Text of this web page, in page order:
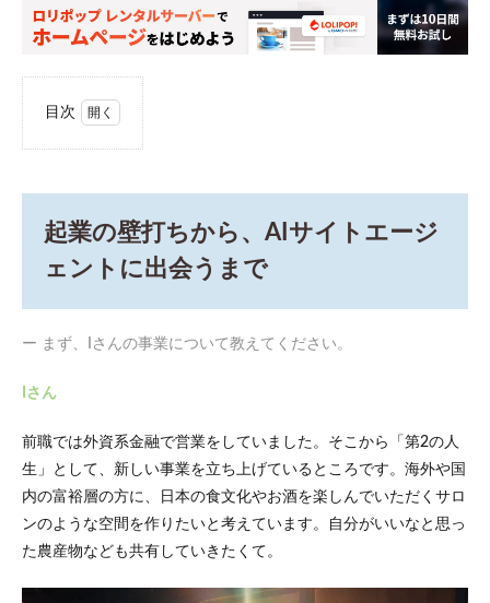
目次
か
ら、
イト
ント
まで
2
リポ
ッ
プ！
AIサ
イト
起業の壁打ちから、AIサイトエージ
ェントに出会うまで
ー まず、Iさんの事業について教えてください。
Iさん
前職では外資系金融で営業をしていました。そこから「第2の人
生」として、新しい事業を立ち上げているところです。海外や国
内の富裕層の方に、日本の食文化やお酒を楽しんでいただくサロ
ンのような空間を作りたいと考えています。自分がいいなと思っ
た農産物なども共有していきたくて。